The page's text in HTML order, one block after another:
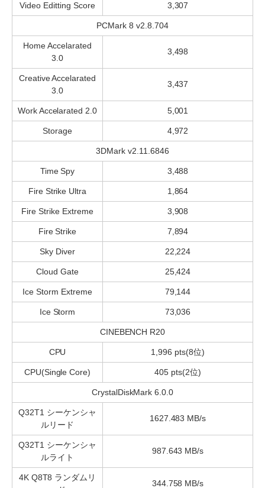
Video Editting Score 3,307
PCMark 8 v2.8.704
Home Accelarated
3.0
3,498
Creative Accelarated
3.0
3,437
Work Accelarated 2.0 5,001
Storage 4,972
3DMark v2.11.6846
Time Spy 3,488
Fire Strike Ultra 1,864
Fire Strike Extreme 3,908
Fire Strike 7,894
Sky Diver 22,224
Cloud Gate 25,424
Ice Storm Extreme 79,144
Ice Storm 73,036
CINEBENCH R20
CPU 1,996 pts(8位)
CPU(Single Core) 405 pts(2位)
CrystalDiskMark 6.0.0
Q32T1 シーケンシャ
ルリード
1627.483 MB/s
Q32T1 シーケンシャ
ルライト
987.643 MB/s
4K Q8T8 ランダムリ
344.758 MB/s